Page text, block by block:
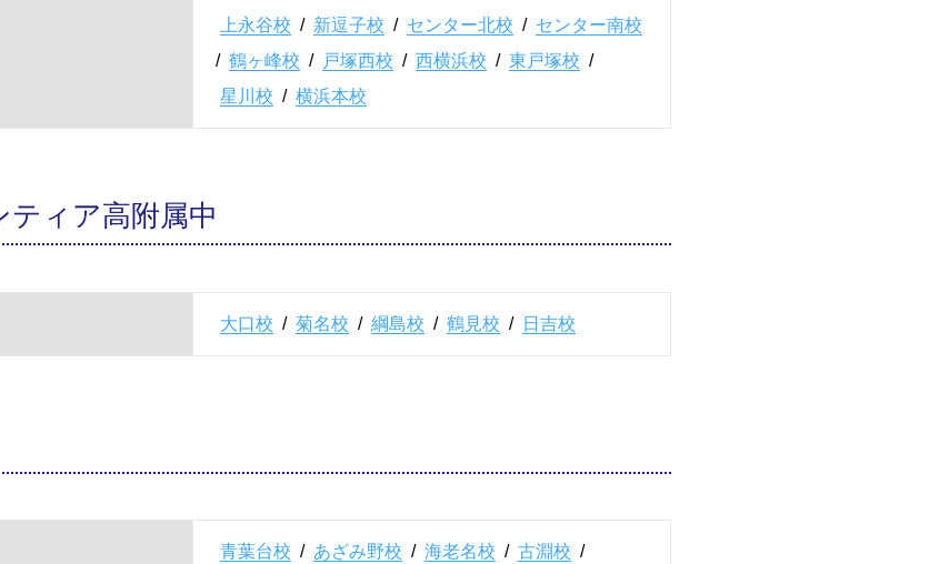
上永谷校 / 新逗子校 / センター北校 / センター南校
/ 鶴ヶ峰校 / 戸塚西校 / 西横浜校 / 東戸塚校 /
星川校 / 横浜本校
ィア高附属中
大口校 / 菊名校 / 綱島校 / 鶴見校 / 日吉校
青葉台校 / あざみ野校 / 海老名校 / 古淵校 /